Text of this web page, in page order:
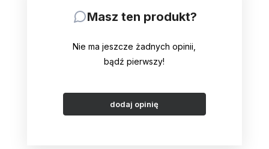
Masz ten produkt?
Nie ma jeszcze żadnych opinii,
bądź pierwszy!
dodaj opinię